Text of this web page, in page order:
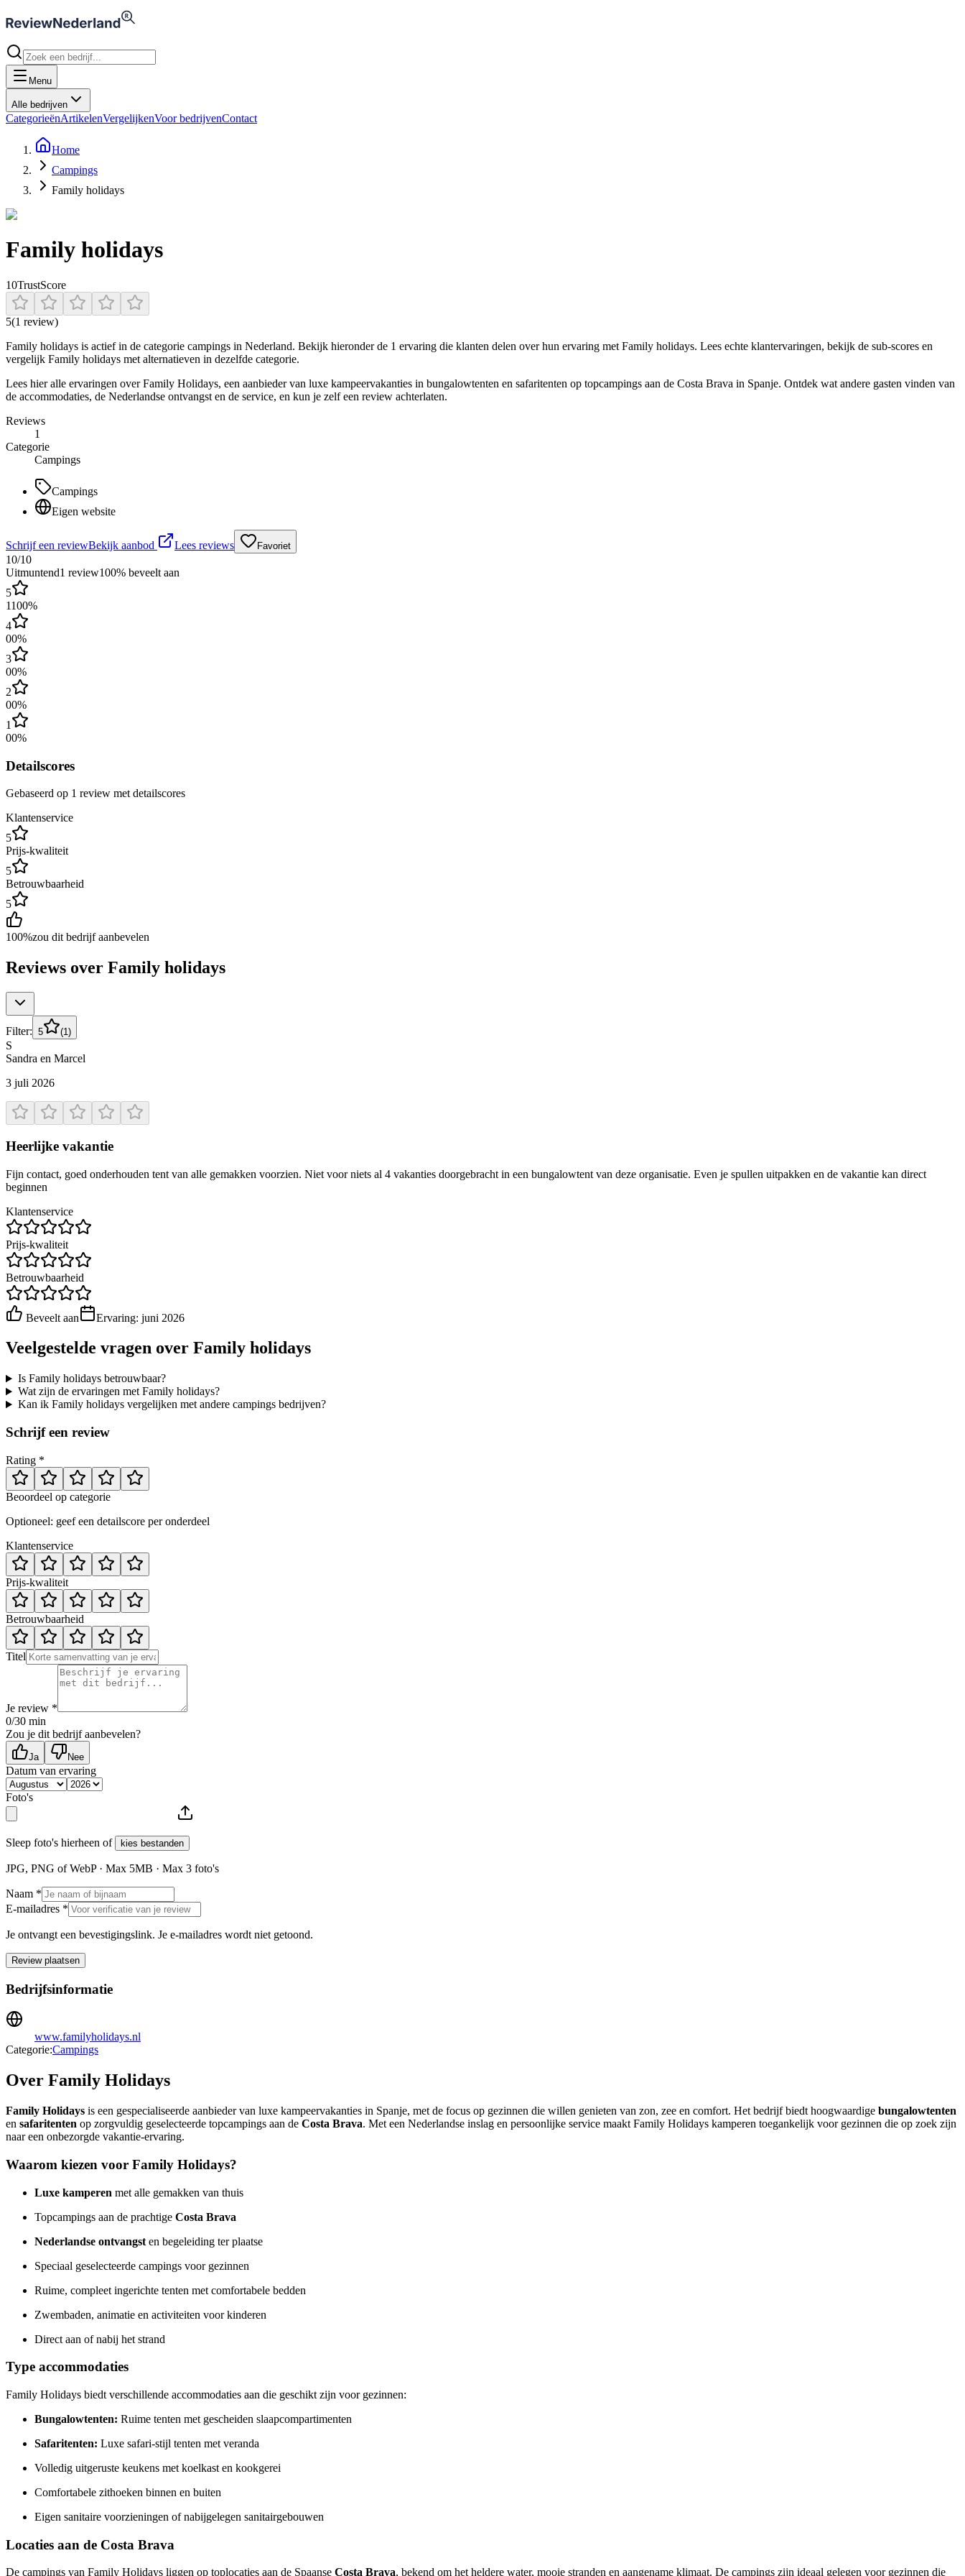
Menu
Alle bedrijven
CategorieënArtikelenVergelijkenVoor bedrijvenContact
Home
Campings
Family holidays
Family holidays
10TrustScore
5(1 review)
Family holidays is actief in de categorie campings in Nederland. Bekijk hieronder de 1 ervaring die klanten delen over hun ervaring met Family holidays. Lees echte klantervaringen, bekijk de sub-scores en
vergelijk Family holidays met alternatieven in dezelfde categorie.
Lees hier alle ervaringen over Family Holidays, een aanbieder van luxe kampeervakanties in bungalowtenten en safaritenten op topcampings aan de Costa Brava in Spanje. Ontdek wat andere gasten vinden van
de accommodaties, de Nederlandse ontvangst en de service, en kun je zelf een review achterlaten.
Reviews
1
Categorie
Campings
Campings
Eigen website
Schrijf een reviewBekijk aanbod Lees reviews Favoriet
10/10
Uitmuntend1 review100% beveelt aan
5
1100%
4
00%
3
00%
2
00%
1
00%
Detailscores
Gebaseerd op 1 review met detailscores
Klantenservice
5
Prijs-kwaliteit
5
Betrouwbaarheid
5
100%zou dit bedrijf aanbevelen
Reviews over Family holidays
Filter: 5 (1)
S
Sandra en Marcel
3 juli 2026
Heerlijke vakantie
Fijn contact, goed onderhouden tent van alle gemakken voorzien. Niet voor niets al 4 vakanties doorgebracht in een bungalowtent van deze organisatie. Even je spullen uitpakken en de vakantie kan direct
beginnen
Klantenservice
Prijs-kwaliteit
Betrouwbaarheid
Beveelt aan Ervaring: juni 2026
Veelgestelde vragen over Family holidays
Is Family holidays betrouwbaar?
Wat zijn de ervaringen met Family holidays?
Kan ik Family holidays vergelijken met andere campings bedrijven?
Schrijf een review
Rating *
Beoordeel op categorie
Optioneel: geef een detailscore per onderdeel
Klantenservice
Prijs-kwaliteit
Betrouwbaarheid
Titel
Je review *
0/30 min
Zou je dit bedrijf aanbevelen?
Ja Nee
Datum van ervaring
Foto's
Sleep foto's hierheen of kies bestanden
JPG, PNG of WebP · Max 5MB · Max 3 foto's
Naam *
E-mailadres *
Je ontvangt een bevestigingslink. Je e-mailadres wordt niet getoond.
Review plaatsen
Bedrijfsinformatie
www.familyholidays.nl
Categorie:Campings
Over Family Holidays
Family Holidays is een gespecialiseerde aanbieder van luxe kampeervakanties in Spanje, met de focus op gezinnen die willen genieten van zon, zee en comfort. Het bedrijf biedt hoogwaardige bungalowtenten
en safaritenten op zorgvuldig geselecteerde topcampings aan de Costa Brava. Met een Nederlandse inslag en persoonlijke service maakt Family Holidays kamperen toegankelijk voor gezinnen die op zoek zijn
naar een onbezorgde vakantie-ervaring.
Waarom kiezen voor Family Holidays?
Luxe kamperen met alle gemakken van thuis
Topcampings aan de prachtige Costa Brava
Nederlandse ontvangst en begeleiding ter plaatse
Speciaal geselecteerde campings voor gezinnen
Ruime, compleet ingerichte tenten met comfortabele bedden
Zwembaden, animatie en activiteiten voor kinderen
Direct aan of nabij het strand
Type accommodaties
Family Holidays biedt verschillende accommodaties aan die geschikt zijn voor gezinnen:
Bungalowtenten: Ruime tenten met gescheiden slaapcompartimenten
Safaritenten: Luxe safari-stijl tenten met veranda
Volledig uitgeruste keukens met koelkast en kookgerei
Comfortabele zithoeken binnen en buiten
Eigen sanitaire voorzieningen of nabijgelegen sanitairgebouwen
Locaties aan de Costa Brava
De campings van Family Holidays liggen op toplocaties aan de Spaanse Costa Brava, bekend om het heldere water, mooie stranden en aangename klimaat. De campings zijn ideaal gelegen voor gezinnen die